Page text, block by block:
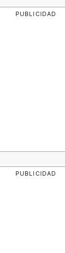
PUBLICIDAD
PUBLICIDAD